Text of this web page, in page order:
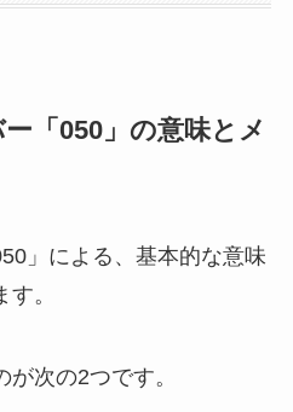
「050」の意味とメ
」による、基本的な意味
。
次の2つです。